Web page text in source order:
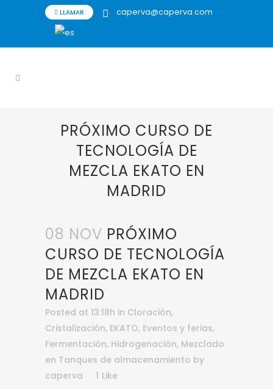
LLAMAR caperva@caperva.com
PRÓXIMO CURSO DE
TECNOLOGÍA DE
MEZCLA EKATO EN
MADRID
08 NOV PRÓXIMO
CURSO DE TECNOLOGÍA
DE MEZCLA EKATO EN
MADRID
Posted at 13:18h in Cloración,
Cristalización, EKATO, Eventos y ferias,
Fermentación, Hidrogenación, Mezclado
en Tanques de almacenamiento by
caperva
1 Like